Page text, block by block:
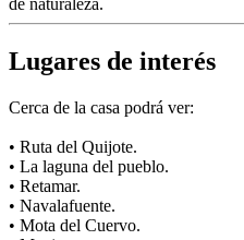
de naturaleza.
Lugares de interés
Cerca de la casa podrá ver:
• Ruta del Quijote.
• La laguna del pueblo.
• Retamar.
• Navalafuente.
• Mota del Cuervo.